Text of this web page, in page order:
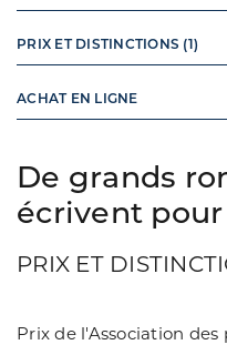
De grands
écrivent
PRIX ET
Prix de l'Association
PRIX ET DISTINCTIONS (1)
ACHAT EN LIGNE